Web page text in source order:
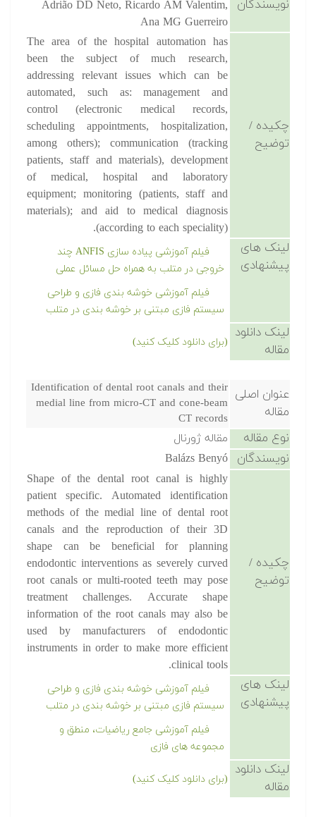
نویسندگان
Adrião DD Neto, Ricardo AM Valentim,
Ana MG Guerreiro
چکیده /
توضیح
The area of the hospital automation has
been the subject of much research,
addressing relevant issues which can be
automated, such as: management and
control (electronic medical records,
scheduling appointments, hospitalization,
among others); communication (tracking
patients, staff and materials), development
of medical, hospital and laboratory
equipment; monitoring (patients, staff and
materials); and aid to medical diagnosis
(according to each speciality).
لینک های
پیشنهادی
فیلم آموزشی پیاده سازی ANFIS چند
خروجی در متلب به همراه حل مسائل عملی
فیلم آموزشی خوشه بندی فازی و طراحی
سیستم فازی مبتنی بر خوشه بندی در متلب
لینک دانلود
مقاله
(برای دانلود کلیک کنید)
عنوان اصلی
مقاله
Identification of dental root canals and their
medial line from micro-CT and cone-beam
CT records
نوع مقاله مقاله ژورنال
نویسندگان Balázs Benyó
چکیده /
توضیح
Shape of the dental root canal is highly
patient specific. Automated identification
methods of the medial line of dental root
canals and the reproduction of their 3D
shape can be beneficial for planning
endodontic interventions as severely curved
root canals or multi-rooted teeth may pose
treatment challenges. Accurate shape
information of the root canals may also be
used by manufacturers of endodontic
instruments in order to make more efficient
clinical tools.
لینک های
پیشنهادی
فیلم آموزشی خوشه بندی فازی و طراحی
سیستم فازی مبتنی بر خوشه بندی در متلب
فیلم آموزشی جامع ریاضیات، منطق و
مجموعه های فازی
لینک دانلود
مقاله
(برای دانلود کلیک کنید)